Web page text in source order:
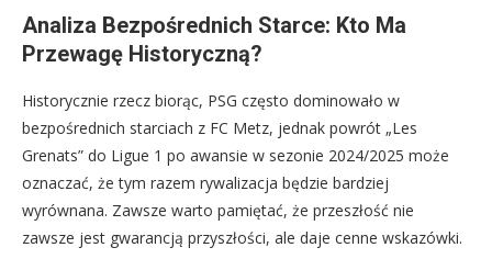
Analiza Bezpośrednich Starce: Kto Ma
Przewagę Historyczną?
Historycznie rzecz biorąc, PSG często dominowało w
bezpośrednich starciach z FC Metz, jednak powrót „Les
Grenats” do Ligue 1 po awansie w sezonie 2024/2025 może
oznaczać, że tym razem rywalizacja będzie bardziej
wyrównana. Zawsze warto pamiętać, że przeszłość nie
zawsze jest gwarancją przyszłości, ale daje cenne wskazówki.